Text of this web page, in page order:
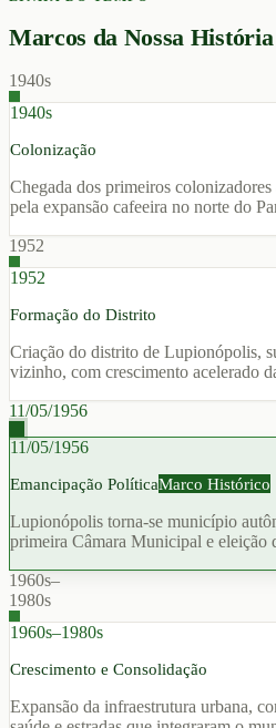
Marcos da Nossa História
1940s
1940s
Colonização
Chegada dos primeiros
pela expansão cafeeira no norte do
1952
1952
Formação do Distrito
Criação do distrito de Lupionópolis,
vizinho, com crescimento acelerado
11/05/1956
11/05/1956
Emancipação PolíticaMarco Histórico
Lupionópolis torna-se município
primeira Câmara Municipal e eleição
1960s–
1980s
1960s–1980s
Crescimento e Consolidação
Expansão da infraestrutura urbana,